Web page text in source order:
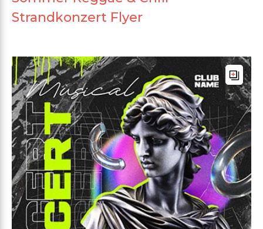
Strandkonzert Flyer